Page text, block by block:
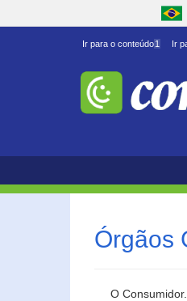
Ir para o conteúdo1 Ir
Órgãos
O